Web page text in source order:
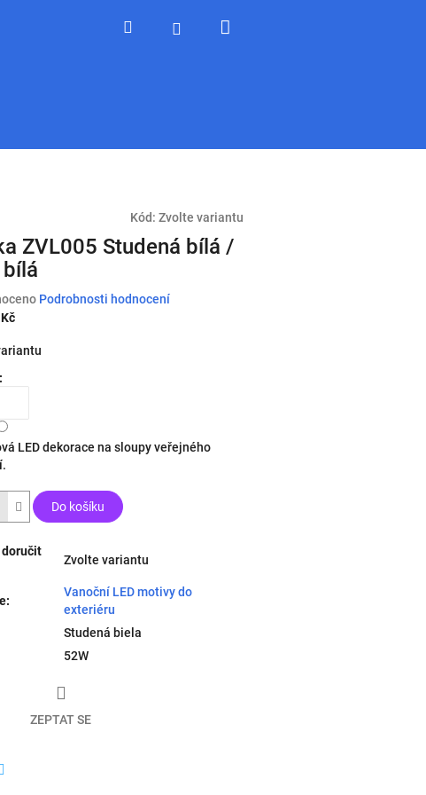
Hledat Přihlášení
Kód: Zvolte variantu
ZVL005 Studená bílá /
Podrobnosti hodnocení
LED dekorace na sloupy veřejného
Do košíku
doručit
Zvolte variantu
:
Vanoční LED motivy do
exteriéru
Studená biela
52W
ZEPTAT SE